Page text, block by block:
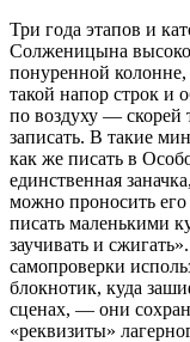
Три года этапов и
Солженицына
понуренной
такой напор строк и
по воздуху — скорей
записать. В такие
как же писать в
единственная
можно проносить
писать маленькими
заучивать и
самопроверки
блокнотик, куда
сценах, — они
«реквизиты»